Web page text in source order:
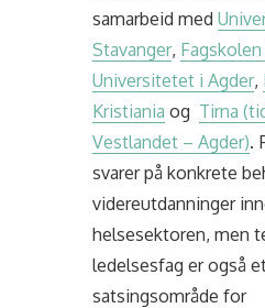
samarbeid med
Stavanger,
Universitetet i Agder,
Kristiania og Tirna
Vestlandet – Agder).
svarer på konkrete
videreutdanninger
helsesektoren, men
ledelsesfag er også
satsingsområde for